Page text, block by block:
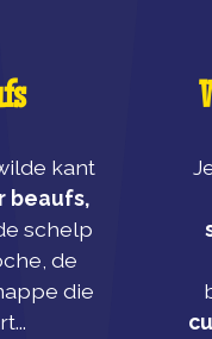
kant
beaufs,
schelp
de
die